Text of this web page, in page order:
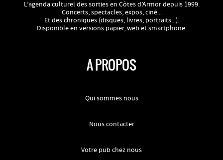
L’agenda culturel des sorties en Côtes d’Armor depuis 1999.
Concerts, spectacles, expos, ciné...
Et des chroniques (disques, livres, portraits...).
Disponible en versions papier, web et smartphone.
A PROPOS
Qui sommes nous
Nous contacter
Votre pub chez nous